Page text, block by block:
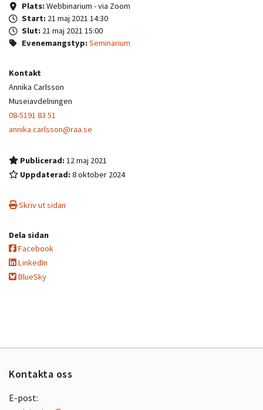
Plats:Webbinarium - via Zoom
Start: 21 maj 2021 14:30
Slut: 21 maj 2021 15:00
Evenemangstyp:Seminarium
Kontakt
Annika Carlsson
Museiavdelningen
08-5191 83 51
annika.carlsson@raa.se
Publicerad:12 maj 2021
Uppdaterad:8 oktober 2024
Skriv ut sidan
Dela sidan
Facebook
LinkedIn
BlueSky
Kontakta oss
E-post: